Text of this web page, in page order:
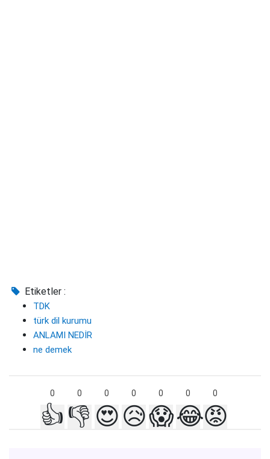
Etiketler :
TDK
türk dil kurumu
ANLAMI NEDİR
ne demek
0 0 0 0 0 0 0
👍 👎 😍😥😱😂😡